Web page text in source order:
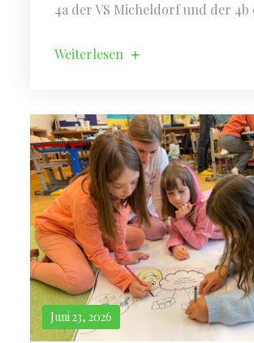
4a der VS Micheldorf und der
Weiterlesen
Juni 23, 2026